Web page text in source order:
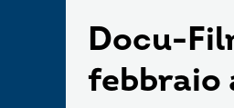
Docu-
febbraio